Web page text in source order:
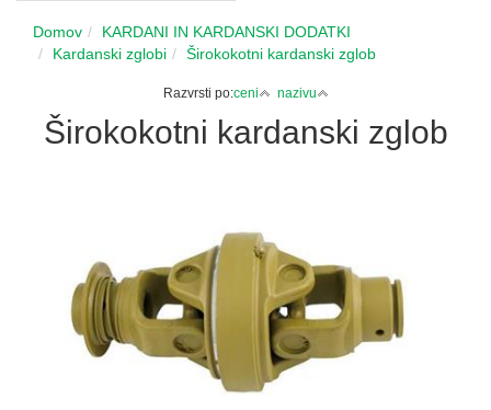
Domov
KARDANI IN KARDANSKI DODATKI
Kardanski zglobi
Širokokotni kardanski zglob
Razvrsti po:ceni nazivu
Širokokotni kardanski zglob